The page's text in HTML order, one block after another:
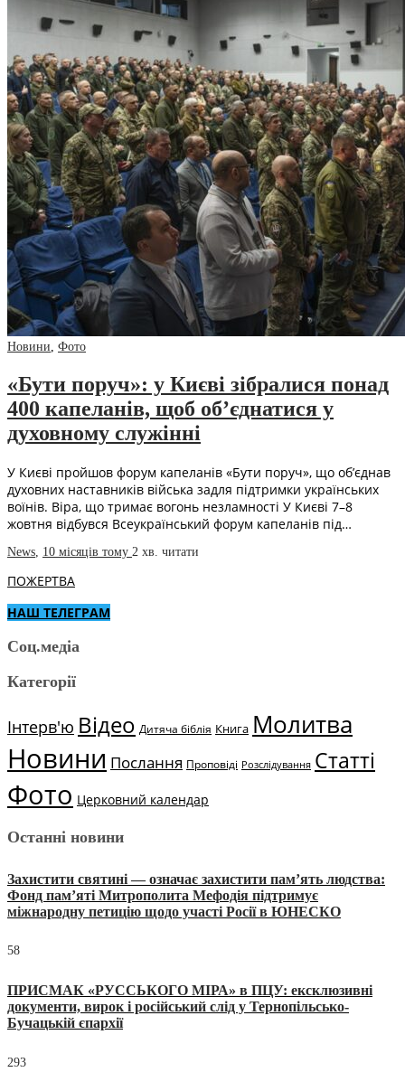
Новини, Фото
«Бути поруч»: у Києві зібралися понад
400 капеланів, щоб об’єднатися у
духовному служінні
У Києві пройшов форум капеланів «Бути поруч», що об’єднав
духовних наставників війська задля підтримки українських
воїнів. Віра, що тримає вогонь незламності У Києві 7–8
жовтня відбувся Всеукраїнський форум капеланів під…
News 10 місяців тому 2 хв. читати
ПОЖЕРТВА
НАШ ТЕЛЕГРАМ
Соц.медіа
Категорії
Інтерв'ю Відео Дитяча біблія Книга Молитва
Новини Послання Проповіді Розслідування Статті
Фото Церковний календар
Останні новини
Захистити святині — означає захистити пам’ять людства:
Фонд пам’яті Митрополита Мефодія підтримує
міжнародну петицію щодо участі Росії в ЮНЕСКО
58
ПРИСМАК «РУССЬКОГО МІРА» в ПЦУ: ексклюзивні
документи, вирок і російський слід у Тернопільсько-
Бучацькій єпархії
293